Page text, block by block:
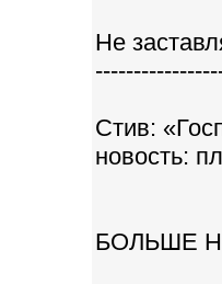
Не
Стив:
новость:
БОЛЬШЕ